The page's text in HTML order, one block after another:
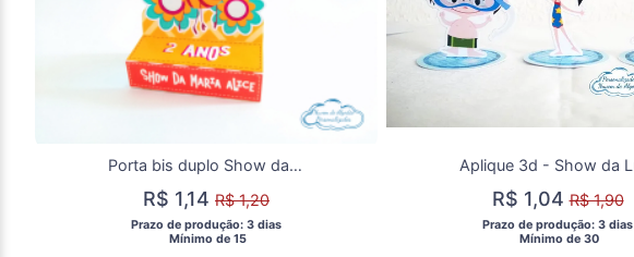
Porta bis duplo Show da luna Claudio
R$ 1,14 R$ 1,20
Prazo de produção: 3 dias
  Mínimo de 15
R$ 1,04R$ 1,90
Prazo de produção: 3 dias
  Mínimo de 30